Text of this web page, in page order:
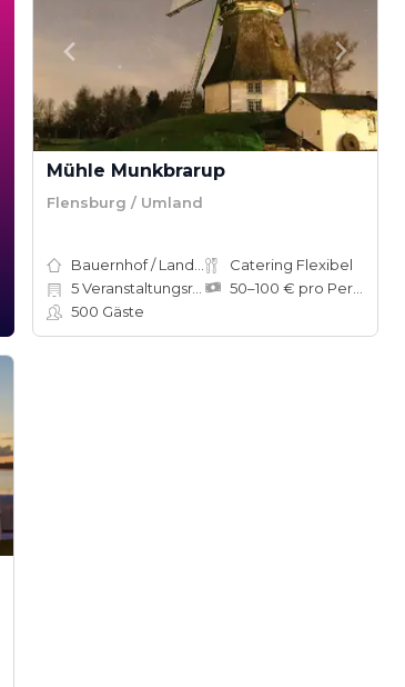
Mühle Munkbrarup
Flensburg / Umland
Catering Flexibel
5Veranstaltungsräume
500 Gäste